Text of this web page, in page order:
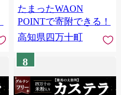
たまったWAON
POINTで寄附できる！
高知県四万十町
8